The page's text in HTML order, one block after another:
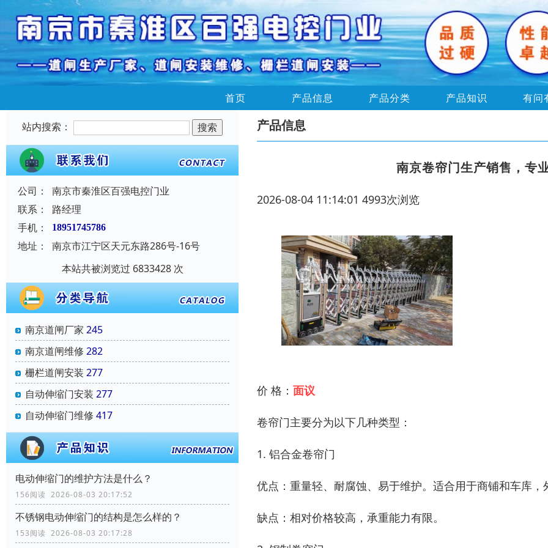
首页 产品信息 产品分类 产品知识 有问
站内搜索：
公司：
南京市秦淮区百强电控门业
联系：
路经理
手机：
18951745786
地址：
南京市江宁区天元东路286号-16号
本站共被浏览过 6833428 次
南京道闸厂家 245
南京道闸维修 282
栅栏道闸安装 277
自动伸缩门安装 277
自动伸缩门维修 417
电动伸缩门的维护方法是什么？
156阅读 2026-08-03 20:17:52
不锈钢电动伸缩门的结构是怎么样的？
153阅读 2026-08-03 20:17:28
产品信息
南京卷帘门生产销售，专
2026-08-04 11:14:01 4993次浏览
价 格： 面议
卷帘门主要分为以下几种类型：
1. 铝合金卷帘门
优点：重量轻、耐腐蚀、易于维护。适合用于商铺和车库，
缺点：相对价格较高，承重能力有限。